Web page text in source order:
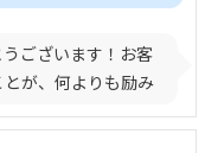
ございます！お客
が、何よりも励み